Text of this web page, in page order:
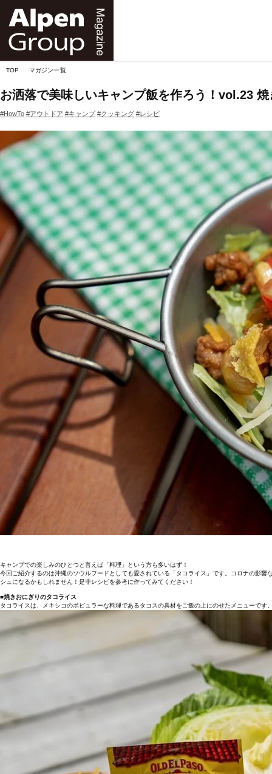
TOP マガジン一覧
お洒落で美味しいキャンプ飯を作ろう！vol.23
#HowTo #アウトドア #キャンプ #クッキング #レシピ
キャンプでの楽しみのひとつと言えば「料理」という方も多いはず！
今回ご紹介するのは沖縄のソウルフードとしても愛されている「タコライス」です。コロナの影
シュになるかもしれません！是非レシピを参考に作ってみてください！
■焼きおにぎりのタコライス
タコライスは、メキシコのポピュラーな料理であるタコスの具材をご飯の上にのせたメニューで